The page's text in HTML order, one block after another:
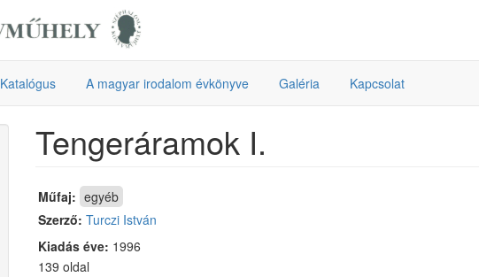
Katalógus A magyar irodalom évkönyve Galéria Kapcsolat
Tengeráramok I.
Műfaj: egyéb
Szerző: Turczi István
Kiadás éve: 1996
139 oldal